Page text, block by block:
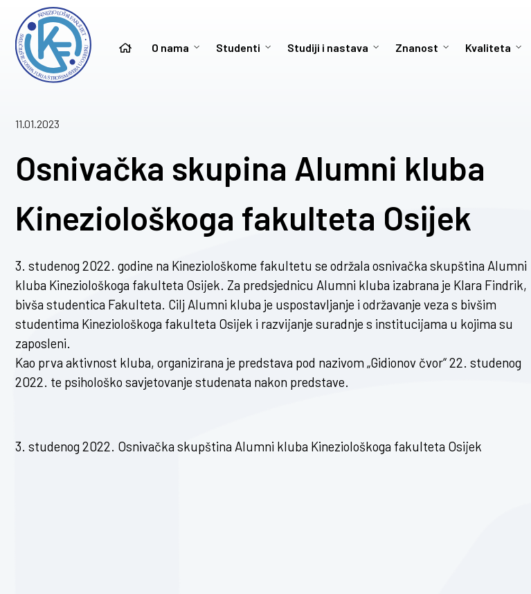
O nama Studenti Studiji i nastava Znanost Kvaliteta
11.01.2023
Osnivačka skupina Alumni kluba
Kineziološkoga fakulteta Osijek
3. studenog 2022. godine na Kineziološkome fakultetu se održala osnivačka skupština Alumni
kluba Kineziološkoga fakulteta Osijek. Za predsjednicu Alumni kluba izabrana je Klara Findrik,
bivša studentica Fakulteta. Cilj Alumni kluba je uspostavljanje i održavanje veza s bivšim
studentima Kineziološkoga fakulteta Osijek i razvijanje suradnje s institucijama u kojima su
zaposleni.
Kao prva aktivnost kluba, organizirana je predstava pod nazivom „Gidionov čvor“ 22. studenog
2022. te psihološko savjetovanje studenata nakon predstave.
3. studenog 2022. Osnivačka skupština Alumni kluba Kineziološkoga fakulteta Osijek